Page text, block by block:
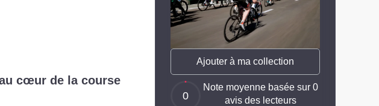
cœur de la course
Ajouter à ma collection
0
Note moyenne basée sur 0
avis des lecteurs